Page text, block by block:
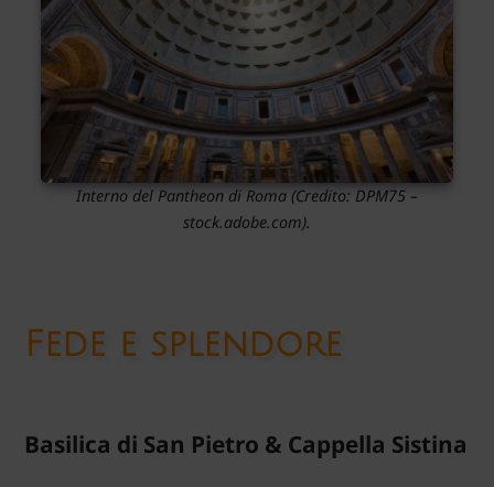
Interno del Pantheon di Roma (Credito: DPM75 –
stock.adobe.com).
Fede e splendore
Basilica di San Pietro & Cappella Sistina